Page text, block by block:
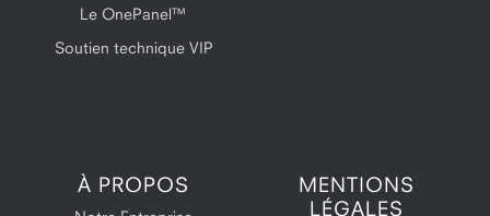
Le OnePanel™
Soutien technique VIP
À PROPOS
MENTIONS
LÉGALES